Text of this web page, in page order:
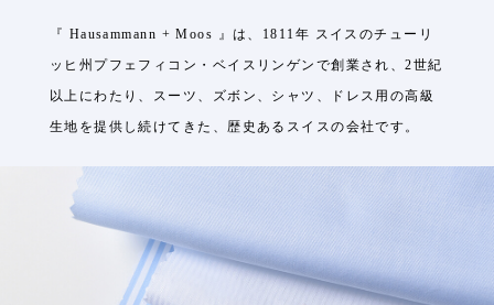
『 Hausammann + Moos 』は、1811年 スイスのチューリ
ッヒ州プフェフィコン・ベイスリンゲンで創業され、2世紀
以上にわたり、スーツ、ズボン、シャツ、ドレス用の高級
生地を提供し続けてきた、歴史あるスイスの会社です。